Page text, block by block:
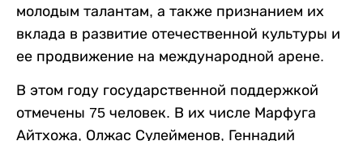
молодым талантам, а также признанием их
вклада в развитие отечественной культуры и
ее продвижение на международной арене.
В этом году государственной поддержкой
отмечены 75 человек. В их числе Марфуга
Айтхожа, Олжас Сулейменов, Геннадий